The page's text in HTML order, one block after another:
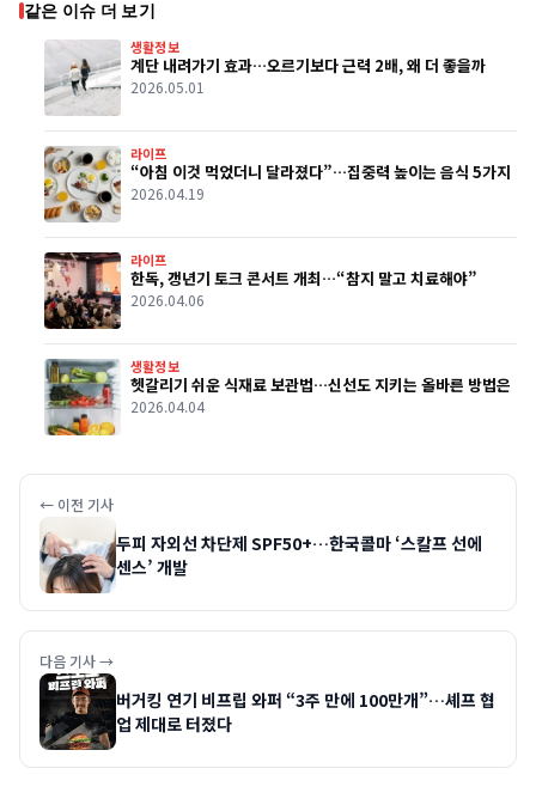
같은 이슈 더 보기
생활정보
계단 내려가기 효과…오르기보다 근력 2배, 왜 더 좋을까
2026.05.01
라이프
“아침 이것 먹었더니 달라졌다”…집중력 높이는 음식 5가지
2026.04.19
라이프
한독, 갱년기 토크 콘서트 개최…“참지 말고 치료해야”
2026.04.06
생활정보
헷갈리기 쉬운 식재료 보관법…신선도 지키는 올바른 방법은
2026.04.04
← 이전 기사
두피 자외선 차단제 SPF50+…한국콜마 ‘스칼프 선에
센스’ 개발
다음 기사 →
버거킹 연기 비프립 와퍼 “3주 만에 100만개”…셰프 협
업 제대로 터졌다